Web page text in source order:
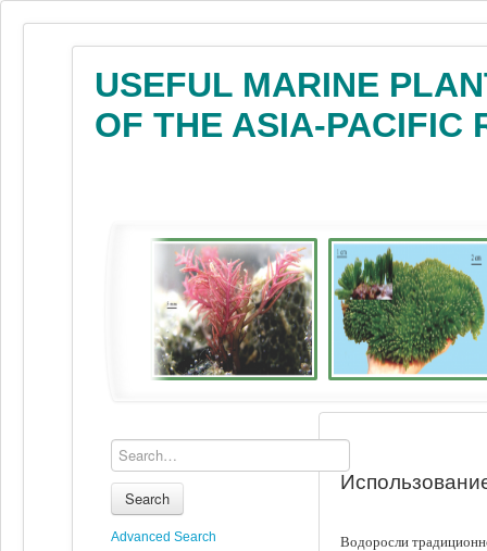
USEFUL MARINE
OF THE ASIA-PACIFIC
Водоросли
Search
Advanced Search